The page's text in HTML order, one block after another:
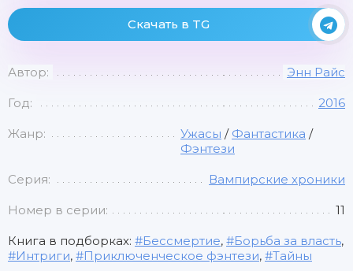
Скачать в TG
Автор: Энн Райс
Год: 2016
Жанр: Ужасы / Фантастика /
Фэнтези
Серия: Вампирские хроники
Номер в серии: 11
Книга в подборках: Бессмертие, Борьба за власть,
Интриги, Приключенческое фэнтези, Тайны